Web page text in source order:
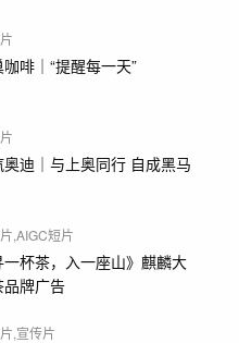
啡｜“提醒每一天”
奥迪｜与上奥同行 自成黑马
,AIGC短片
一杯茶，入一座山》麒麟大
品牌广告
,宣传片